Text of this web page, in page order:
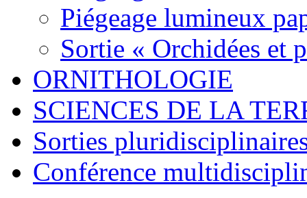
Piégeage lumineux
Sortie « Orchidées et
ORNITHOLOGIE
SCIENCES DE LA
Sorties
Conférence